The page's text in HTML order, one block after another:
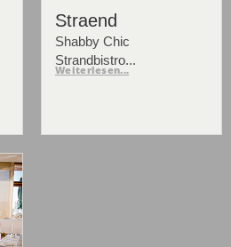
Straend
Shabby Chic
Strandbistro...
Weiterlesen...